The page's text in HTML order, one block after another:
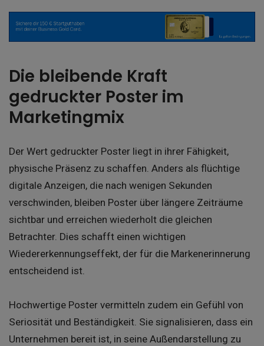
Die bleibende Kraft
gedruckter Poster im
Marketingmix
Der Wert gedruckter Poster liegt in ihrer Fähigkeit,
physische Präsenz zu schaffen. Anders als flüchtige
digitale Anzeigen, die nach wenigen Sekunden
verschwinden, bleiben Poster über längere Zeiträume
sichtbar und erreichen wiederholt die gleichen
Betrachter. Dies schafft einen wichtigen
Wiedererkennungseffekt, der für die Markenerinnerung
entscheidend ist.
Hochwertige Poster vermitteln zudem ein Gefühl von
Seriosität und Beständigkeit. Sie signalisieren, dass ein
Unternehmen bereit ist, in seine Außendarstellung zu